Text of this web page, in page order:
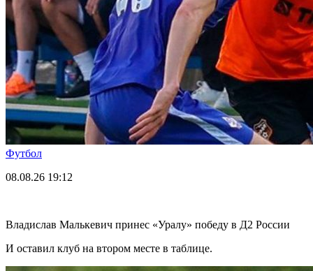
Футбол
08.08.26 19:12
Владислав Малькевич принес «Уралу» победу в Д2 России
И оставил клуб на втором месте в таблице.